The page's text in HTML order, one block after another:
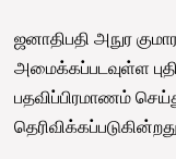
ஜனாதிபதி அநுர
அமைக்கப்படவுள்ள
பதவிப்பிரமாணம்